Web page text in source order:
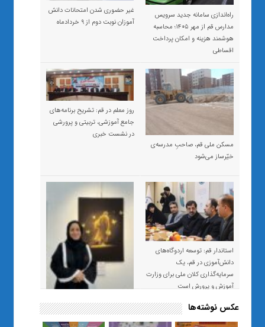
راه‌اندازی سامانه جدید سرویس
مدارس قم از مهر ۱۴۰۵؛ محاسبه
هوشمند هزینه و امکان پرداخت
اقساطی
غیر حضوری شدن امتحانات دانش
آموزان نوبت دوم از ۹ خردادماه
مسکن ملی قم، صاحبِ مدرسه‌ی
خیّرساز می‌شود
روز معلم در قم: تشریح برنامه‌های
جامع آموزشی، تربیتی و پرورشی
در نشست خبری
استاندار قم: توسعه اردوگاه‌های
دانش‌آموزی در قم، یک
سرمایه‌گذاری کلان ملی برای وزارت
آموزش و پرورش است
«صبر و اعتماد؛ روایت معلمی که
نسل Z را از بی‌هدفی به خودباوری
عکس نوشته‌ها